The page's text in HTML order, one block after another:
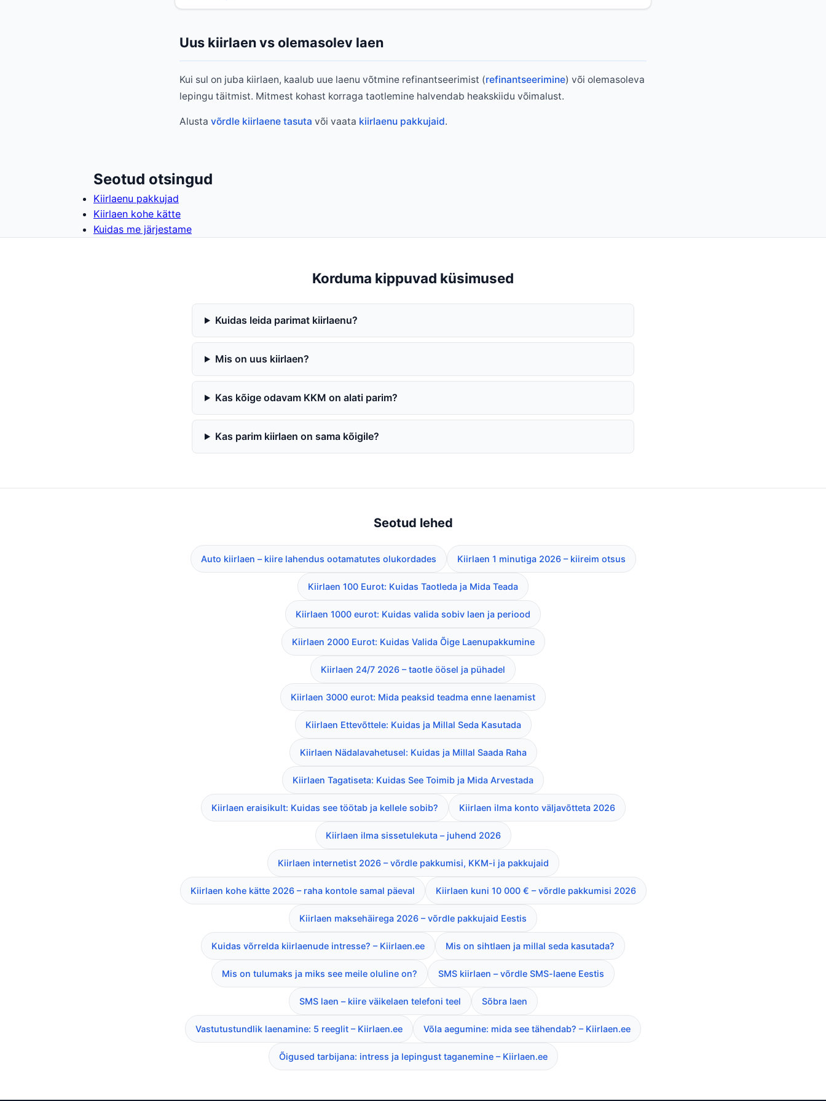
Uus kiirlaen vs olemasolev laen
Kui sul on juba kiirlaen, kaalub uue laenu võtmine refinantseerimist (refinantseerimine) või olemasoleva
lepingu täitmist. Mitmest kohast korraga taotlemine halvendab heakskiidu võimalust.
Alusta võrdle kiirlaene tasuta või vaata kiirlaenu pakkujaid.
Seotud otsingud
Kiirlaenu pakkujad
Kiirlaen kohe kätte
Kuidas me järjestame
Korduma kippuvad küsimused
Kuidas leida parimat kiirlaenu?
Mis on uus kiirlaen?
Kas kõige odavam KKM on alati parim?
Kas parim kiirlaen on sama kõigile?
Seotud lehed
Auto kiirlaen – kiire lahendus ootamatutes olukordades Kiirlaen 1 minutiga 2026 – kiireim otsus
Kiirlaen 100 Eurot: Kuidas Taotleda ja Mida Teada
Kiirlaen 1000 eurot: Kuidas valida sobiv laen ja periood
Kiirlaen 2000 Eurot: Kuidas Valida Õige Laenupakkumine
Kiirlaen 24/7 2026 – taotle öösel ja pühadel
Kiirlaen 3000 eurot: Mida peaksid teadma enne laenamist
Kiirlaen Ettevõttele: Kuidas ja Millal Seda Kasutada
Kiirlaen Nädalavahetusel: Kuidas ja Millal Saada Raha
Kiirlaen Tagatiseta: Kuidas See Toimib ja Mida Arvestada
Kiirlaen eraisikult: Kuidas see töötab ja kellele sobib? Kiirlaen ilma konto väljavõtteta 2026
Kiirlaen ilma sissetulekuta – juhend 2026
Kiirlaen internetist 2026 – võrdle pakkumisi, KKM-i ja pakkujaid
Kiirlaen kohe kätte 2026 – raha kontole samal päeval Kiirlaen kuni 10 000 € – võrdle pakkumisi 2026
Kiirlaen maksehäirega 2026 – võrdle pakkujaid Eestis
Kuidas võrrelda kiirlaenude intresse? – Kiirlaen.ee Mis on sihtlaen ja millal seda kasutada?
Mis on tulumaks ja miks see meile oluline on? SMS kiirlaen – võrdle SMS-laene Eestis
SMS laen – kiire väikelaen telefoni teel Sõbra laen
Vastutustundlik laenamine: 5 reeglit – Kiirlaen.ee Võla aegumine: mida see tähendab? – Kiirlaen.ee
Õigused tarbijana: intress ja lepingust taganemine – Kiirlaen.ee